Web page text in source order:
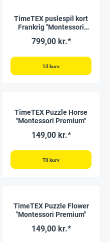
TimeTEX puslespil kort
Frankrig "Montessori
799,00 kr.*
Til kurv
TimeTEX Puzzle Horse
"Montessori Premium"
149,00 kr.*
Til kurv
TimeTEX Puzzle Flower
"Montessori Premium"
149,00 kr.*